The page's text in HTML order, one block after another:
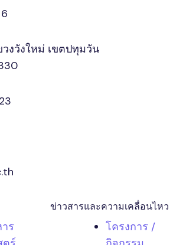
งวังใหม่ เขตปทุมวัน
ร
ข่าวสารและความเคลื่อนไหว
โครงการ /